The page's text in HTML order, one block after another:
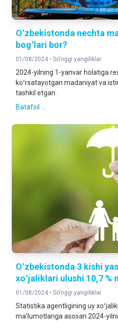
Oʻzbekistonda nechta
bogʻlari bor?
01/08/2024 • So'nggi yangiliklar
2024-yilning 1-yanvar holatiga
koʻrsatayotgan madaniyat va
tashkil etgan.
Batafsil ...
Oʻzbekistonda 3 kishi
xoʻjaliklari ulushi 10,7 %
01/08/2024 • So'nggi yangiliklar
Statistika agentligining uy
maʼlumotlariga asosan 2024-